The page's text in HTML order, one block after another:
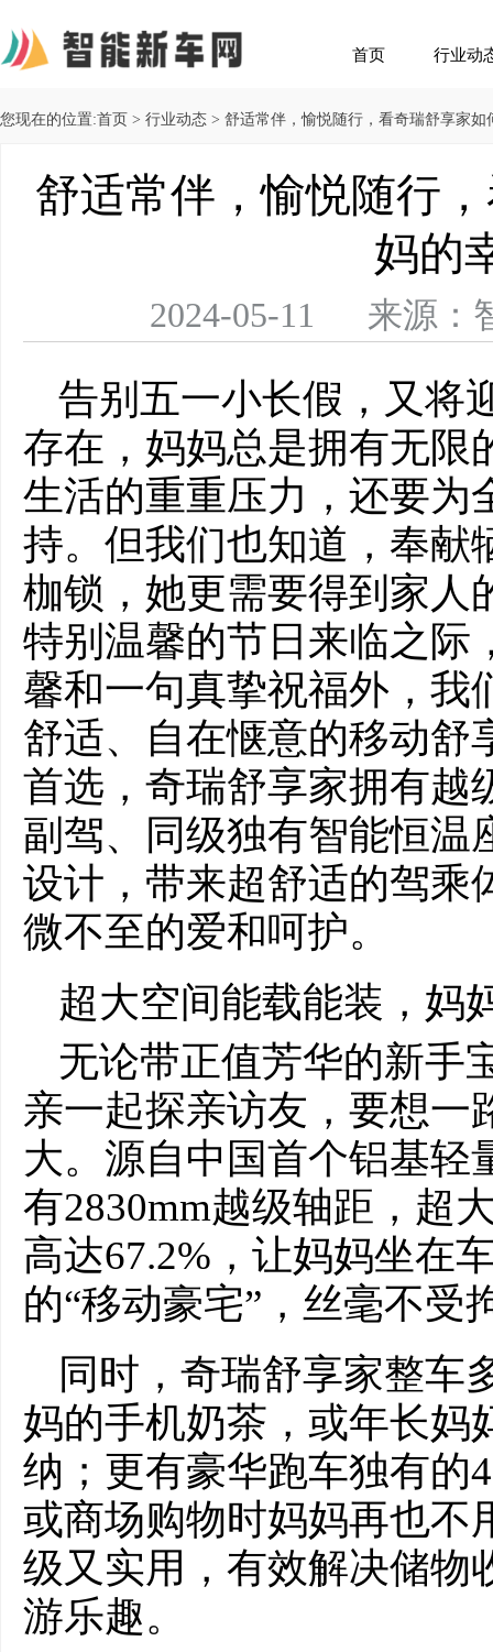
首页 行业动
您现在的位置:首页 > 行业动态 > 舒适常伴，愉悦随行，看奇瑞舒享家如
舒适常伴，愉悦随行
妈的
2024-05-11 来源：
告别五一小长假，又将
存在，妈妈总是拥有无限
生活的重重压力，还要为
持。但我们也知道，奉献
枷锁，她更需要得到家人
特别温馨的节日来临之际
馨和一句真挚祝福外，我
舒适、自在惬意的移动舒
首选，奇瑞舒享家拥有越
副驾、同级独有智能恒温
设计，带来超舒适的驾乘
微不至的爱和呵护。
超大空间能载能装，妈
无论带正值芳华的新手
亲一起探亲访友，要想一
大。源自中国首个铝基轻
有2830mm越级轴距，超
高达67.2%，让妈妈坐在
的“移动豪宅”，丝毫不受
同时，奇瑞舒享家整车
妈的手机奶茶，或年长妈
纳；更有豪华跑车独有的
或商场购物时妈妈再也不
级又实用，有效解决储物
游乐趣。